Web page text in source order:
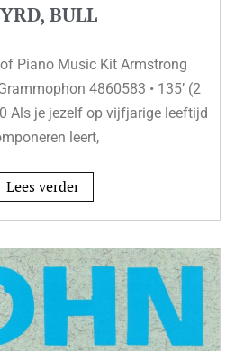
BULL
Piano Music Kit Armstrong
4860583 • 135’ (2
Als je jezelf op vijfjarige leeftijd
leert,
Lees verder